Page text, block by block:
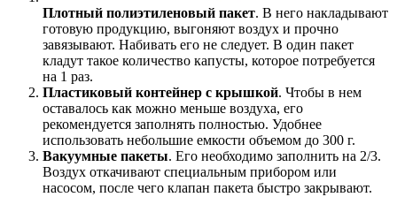
Плотный полиэтиленовый пакет. В него накладывают
готовую продукцию, выгоняют воздух и прочно
завязывают. Набивать его не следует. В один пакет
кладут такое количество капусты, которое потребуется
на 1 раз.
Пластиковый контейнер с крышкой. Чтобы в нем
оставалось как можно меньше воздуха, его
рекомендуется заполнять полностью. Удобнее
использовать небольшие емкости объемом до 300 г.
Вакуумные пакеты. Его необходимо заполнить на 2/3.
Воздух откачивают специальным прибором или
насосом, после чего клапан пакета быстро закрывают.